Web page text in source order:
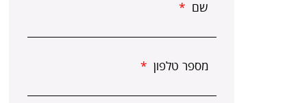
שם
מספר טלפון